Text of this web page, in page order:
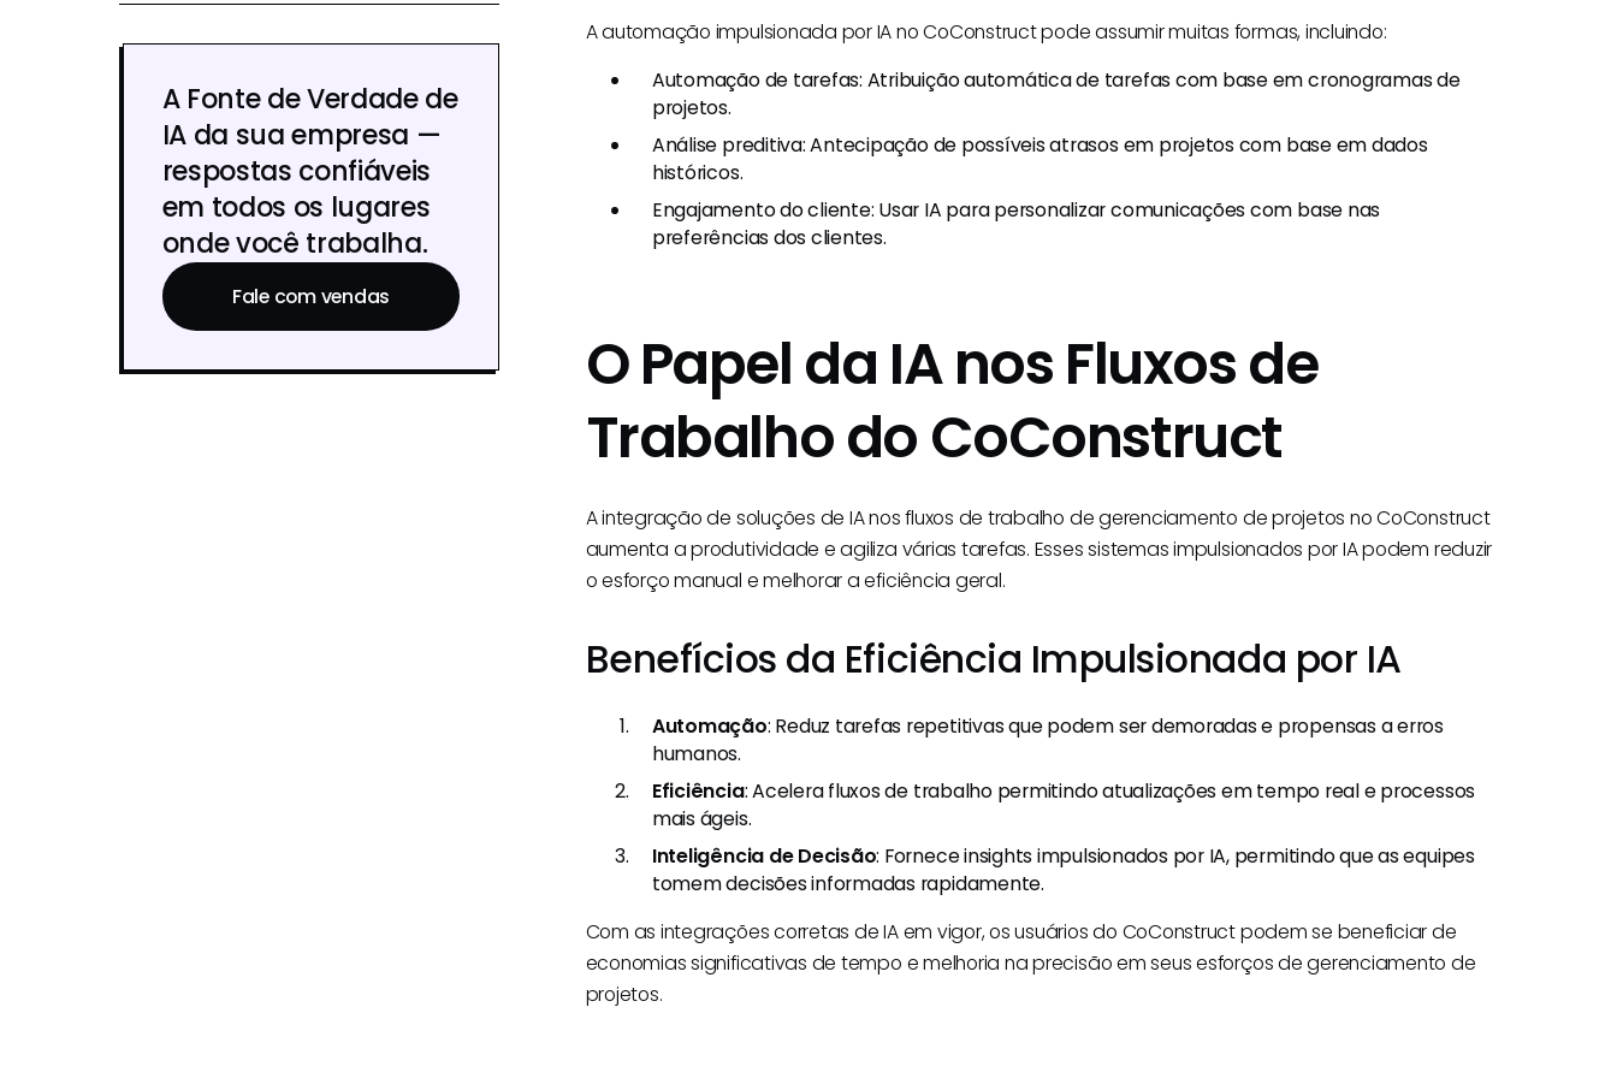
A Fonte de Verdade de
IA da sua empresa —
respostas confiáveis
em todos os lugares
onde você trabalha.
Fale com vendas
A automação impulsionada por IA no CoConstruct pode assumir muitas formas, incluindo:
Automação de tarefas: Atribuição automática de tarefas com base em cronogramas de
projetos.
Análise preditiva: Antecipação de possíveis atrasos em projetos com base em dados
históricos.
Engajamento do cliente: Usar IA para personalizar comunicações com base nas
preferências dos clientes.
O Papel da IA nos Fluxos de
Trabalho do CoConstruct
A integração de soluções de IA nos fluxos de trabalho de gerenciamento de projetos no CoConstruct
aumenta a produtividade e agiliza várias tarefas. Esses sistemas impulsionados por IA podem reduzir
o esforço manual e melhorar a eficiência geral.
Benefícios da Eficiência Impulsionada por IA
Automação: Reduz tarefas repetitivas que podem ser demoradas e propensas a erros
humanos.
Eficiência: Acelera fluxos de trabalho permitindo atualizações em tempo real e processos
mais ágeis.
Inteligência de Decisão: Fornece insights impulsionados por IA, permitindo que as equipes
tomem decisões informadas rapidamente.
Com as integrações corretas de IA em vigor, os usuários do CoConstruct podem se beneficiar de
economias significativas de tempo e melhoria na precisão em seus esforços de gerenciamento de
projetos.